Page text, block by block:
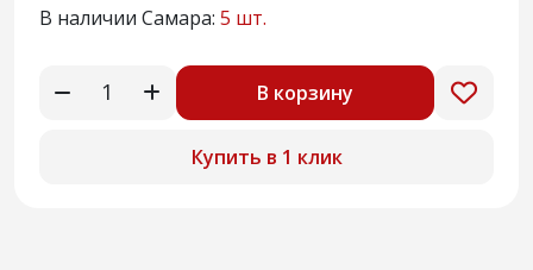
В наличии Самара: 5 шт.
В корзину
Купить в 1 клик